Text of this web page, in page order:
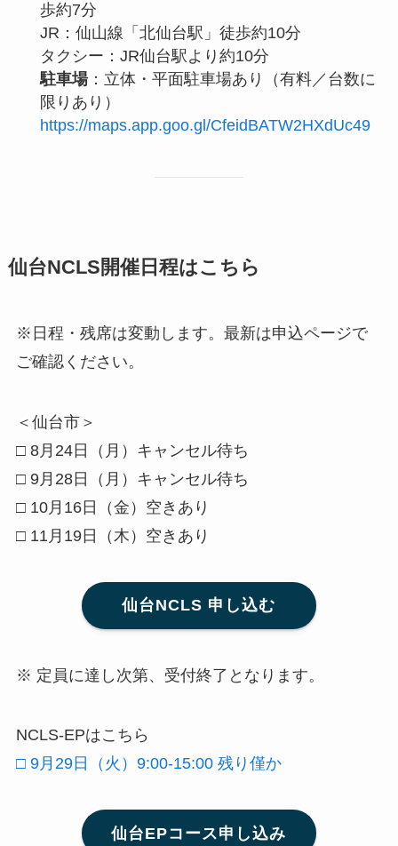
歩約7分
JR：仙山線「北仙台駅」徒歩約10分
タクシー：JR仙台駅より約10分
駐車場：立体・平面駐車場あり（有料／台数に
限りあり）
https://maps.app.goo.gl/CfeidBATW2HXdUc49
仙台NCLS開催日程はこちら
※日程・残席は変動します。最新は申込ページで
ご確認ください。
＜仙台市＞
□ 8月24日（月）キャンセル待ち
□ 9月28日（月）キャンセル待ち
□ 10月16日（金）空きあり
□ 11月19日（木）空きあり
仙台NCLS 申し込む
※ 定員に達し次第、受付終了となります。
NCLS-EPはこちら
□ 9月29日（火）9:00-15:00 残り僅か
仙台EPコース申し込み